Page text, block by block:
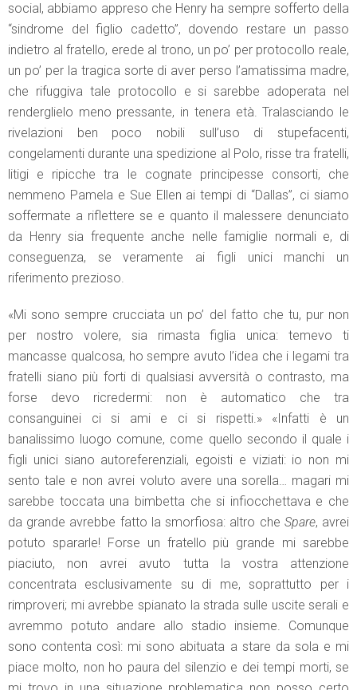
social, abbiamo appreso che Henry ha sempre sofferto della
“sindrome del figlio cadetto”, dovendo restare un passo
indietro al fratello, erede al trono, un po’ per protocollo reale,
un po’ per la tragica sorte di aver perso l’amatissima madre,
che rifuggiva tale protocollo e si sarebbe adoperata nel
renderglielo meno pressante, in tenera età. Tralasciando le
rivelazioni ben poco nobili sull’uso di stupefacenti,
congelamenti durante una spedizione al Polo, risse tra fratelli,
litigi e ripicche tra le cognate principesse consorti, che
nemmeno Pamela e Sue Ellen ai tempi di “Dallas”, ci siamo
soffermate a riflettere se e quanto il malessere denunciato
da Henry sia frequente anche nelle famiglie normali e, di
conseguenza, se veramente ai figli unici manchi un
riferimento prezioso.
«Mi sono sempre crucciata un po’ del fatto che tu, pur non
per nostro volere, sia rimasta figlia unica: temevo ti
mancasse qualcosa, ho sempre avuto l’idea che i legami tra
fratelli siano più forti di qualsiasi avversità o contrasto, ma
forse devo ricredermi: non è automatico che tra
consanguinei ci si ami e ci si rispetti.» «Infatti è un
banalissimo luogo comune, come quello secondo il quale i
figli unici siano autoreferenziali, egoisti e viziati: io non mi
sento tale e non avrei voluto avere una sorella… magari mi
sarebbe toccata una bimbetta che si infiocchettava e che
da grande avrebbe fatto la smorfiosa: altro che Spare, avrei
potuto spararle! Forse un fratello più grande mi sarebbe
piaciuto, non avrei avuto tutta la vostra attenzione
concentrata esclusivamente su di me, soprattutto per i
rimproveri; mi avrebbe spianato la strada sulle uscite serali e
avremmo potuto andare allo stadio insieme. Comunque
sono contenta così: mi sono abituata a stare da sola e mi
piace molto, non ho paura del silenzio e dei tempi morti, se